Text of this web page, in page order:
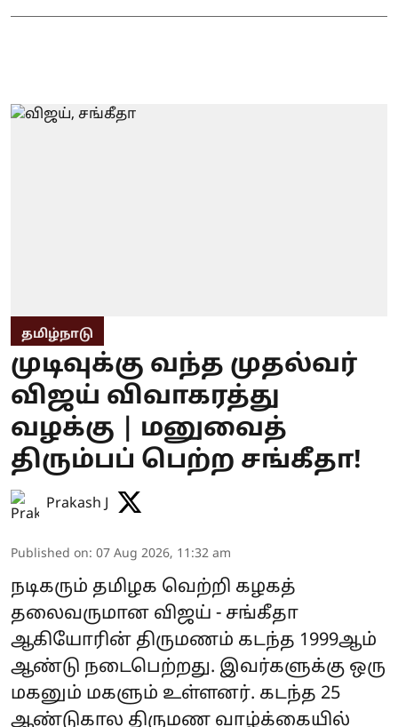
தமிழ்நாடு
முடிவுக்கு வந்த முதல்வர்
விஜய் விவாகரத்து
வழக்கு | மனுவைத்
திரும்பப் பெற்ற சங்கீதா!
Prakash J
Published on: 07 Aug 2026, 11:32 am
நடிகரும் தமிழக வெற்றி கழகத்
தலைவருமான விஜய் - சங்கீதா
ஆகியோரின் திருமணம் கடந்த 1999ஆம்
ஆண்டு நடைபெற்றது. இவர்களுக்கு ஒரு
மகனும் மகளும் உள்ளனர். கடந்த 25
ஆண்டுகால திருமண வாழ்க்கையில்